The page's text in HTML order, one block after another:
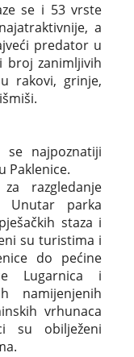
se i 53 vrste
a
predator u
broj zanimljivih
rakovi, grinje,
se najpoznatiji
Paklenice.
razgledanje
Unutar parka
staza i
su turistima i
do pećine
Lugarnica i
namijenjenih
vrhunaca
su obilježeni